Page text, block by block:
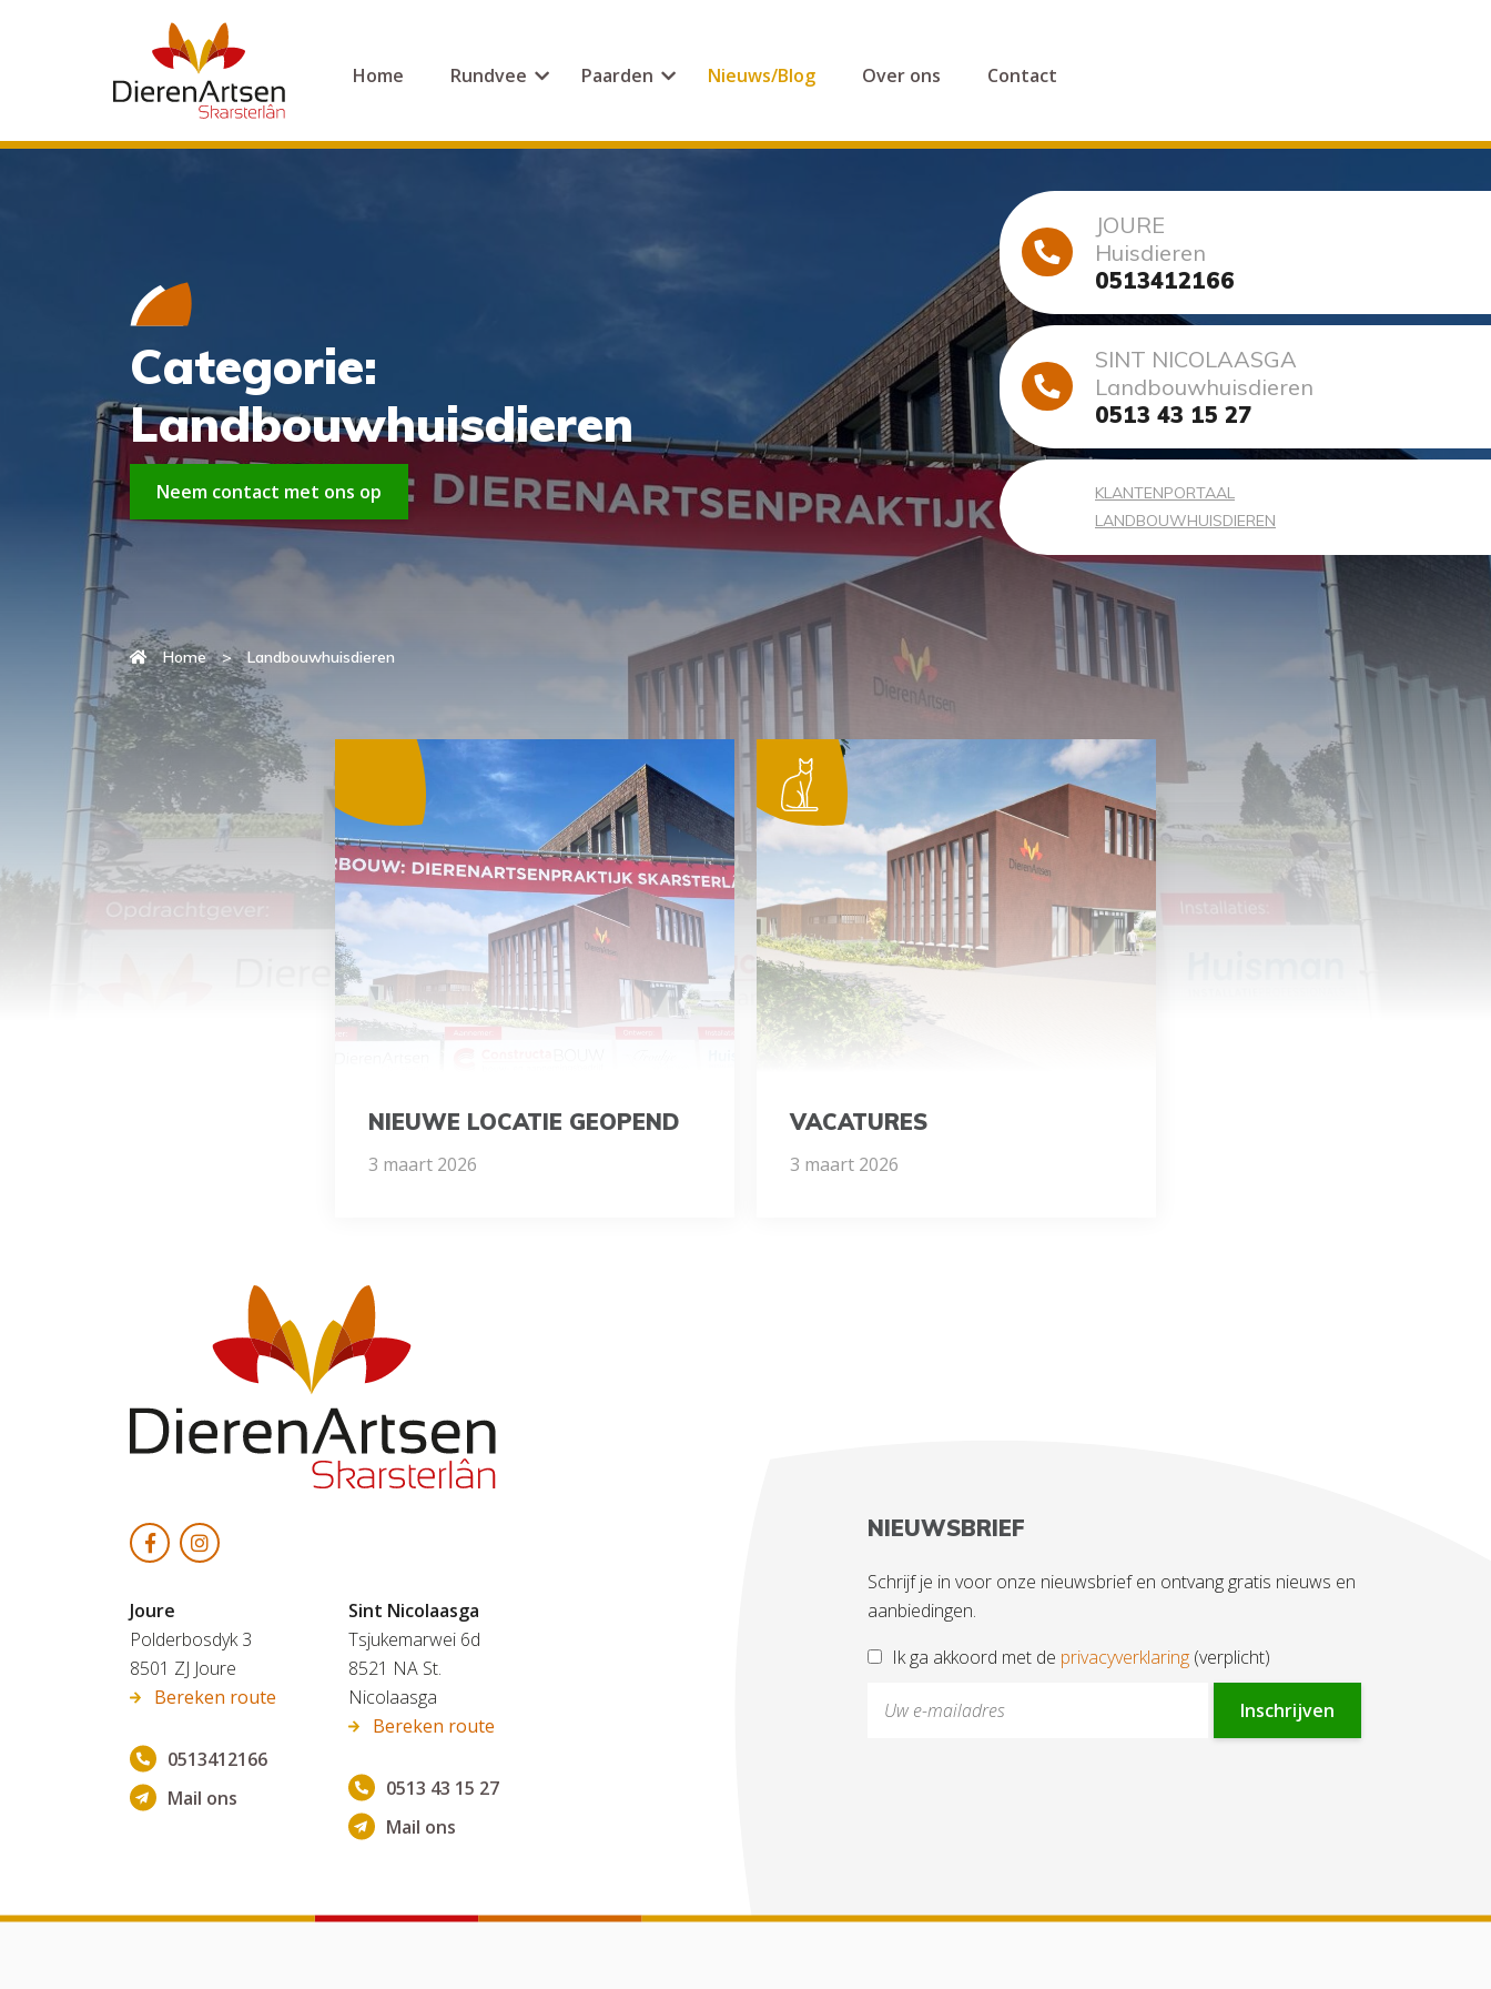
Home Rundvee Paarden Nieuws/Blog Over ons Contact
Categorie:
Landbouwhuisdieren
Neem contact met ons op
JOURE
Huisdieren
0513412166
SINT NICOLAASGA
Landbouwhuisdieren
0513 43 15 27
KLANTENPORTAAL
LANDBOUWHUISDIEREN
Home > Landbouwhuisdieren
NIEUWE LOCATIE GEOPEND
3 maart 2026
VACATURES
3 maart 2026
Joure
Polderbosdyk 3
8501 ZJ Joure
Bereken route
0513412166
Mail ons
Sint Nicolaasga
Tsjukemarwei 6d
8521 NA St.
Nicolaasga
Bereken route
0513 43 15 27
Mail ons
NIEUWSBRIEF
Schrijf je in voor onze nieuwsbrief en ontvang gratis nieuws en
aanbiedingen.
Ik ga akkoord met de privacyverklaring(verplicht)
Inschrijven